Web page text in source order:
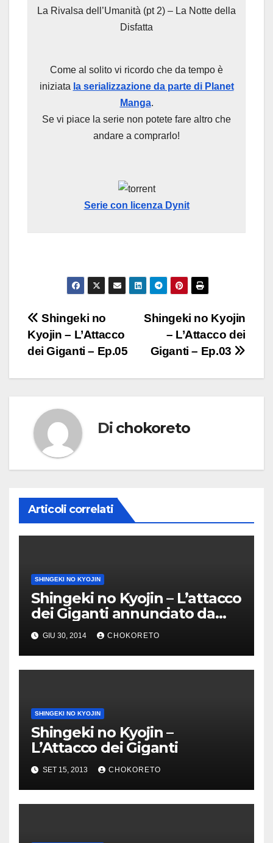
La Rivalsa dell’Umanità (pt 2) – La Notte della
Disfatta
Come al solito vi ricordo che da tempo è
iniziata la serializzazione da parte di Planet
Manga.
Se vi piace la serie non potete fare altro che
andare a comprarlo!
Serie con licenza Dynit
Navigazione
articoli
Shingeki no Kyojin
– L’Attacco dei
Giganti – Ep.03
Shingeki no
Kyojin – L’Attacco
dei Giganti – Ep.05
Di chokoreto
Articoli correlati
SHINGEKI NO KYOJIN
Shingeki no Kyojin – L’attacco
dei Giganti annunciato da
Dynit!
GIU 30, 2014 CHOKORETO
SHINGEKI NO KYOJIN
Shingeki no Kyojin –
L’Attacco dei Giganti
SET 15, 2013 CHOKORETO